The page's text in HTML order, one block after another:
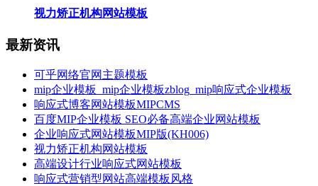
视力矫正机构网站模板
最新资讯
可乎网络官网主题模板
mip企业模板_mip企业模板zblog_mip响应式企业模板
响应式博客网站模板MIPCMS
百度MIP企业模板 SEO必备高端企业网站模板
企业响应式网站模板MIP版(KH006)
视力矫正机构网站模板
高端设计行业响应式网站模板
响应式营销型网站高端模板风格